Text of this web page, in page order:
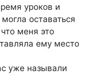
уроков и
оставаться
меня это
ему место
уже называли